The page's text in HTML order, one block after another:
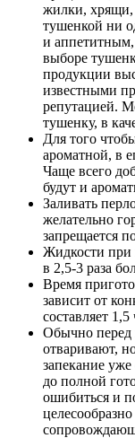
жилки, хрящи,
тушенкой ни
и
выборе
продукции
известными
репутацией.
тушенку, в
Для того
ароматной, в
Чаще всего
будут и
Заливать
желательно
запрещается
Жидкости при
в 2,5-3 раза
Время
зависит от
составляет 1,5
Обычно перед
отваривают,
запекание
до полной
ошибиться и